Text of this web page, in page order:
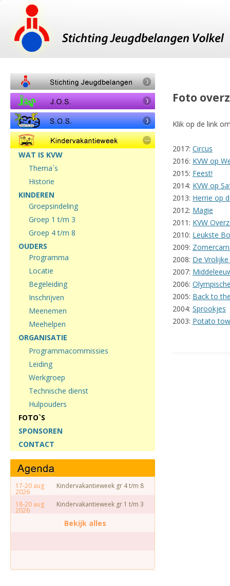
WAT IS KVW
Thema`s
Historie
KINDEREN
Groepsindeling
Groep 1 t/m 3
Groep 4 t/m 8
OUDERS
Programma
Locatie
Begeleiding
Inschrijven
Meenemen
Meehelpen
ORGANISATIE
Programmacommissies
Leiding
Werkgroep
Technische dienst
Hulpouders
FOTO`S
SPONSOREN
CONTACT
17-20 aug
2026
Kindervakantieweek gr 4 t/m 8
18-20 aug
2026
Kindervakantieweek gr 1 t/m 3
Bekijk alles
Foto
Klik op de link
2017: Circus
2016: KVW op
2015: Feest!
2014: KVW op
2013: Herrie op
2012: Magie
2011: KVW
2010: Leukste
2009:
2008: De
2007:
2006:
2005: Back to
2004: Sprookjes
2003: Potato